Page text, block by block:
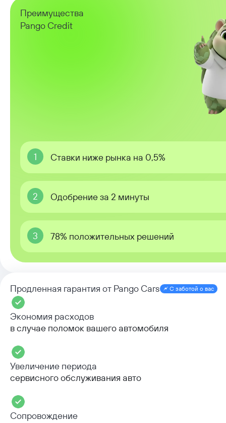
Преимущества
Pango Credit
1 Ставки ниже рынка на 0,5%
2 Одобрение за 2 минуты
3 78% положительных решений
Продленная гарантия от Pango Cars С заботой о вас
Экономия расходов
в случае поломок вашего автомобиля
Увеличение периода
сервисного обслуживания авто
Сопровождение